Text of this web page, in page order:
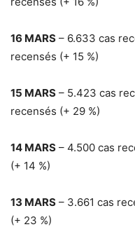
16 MARS – 6.633 cas
recensés (+ 15 %)
15 MARS – 5.423 cas
recensés (+ 29 %)
14 MARS – 4.500 cas
(+ 14 %)
13 MARS – 3.661 cas
(+ 23 %)